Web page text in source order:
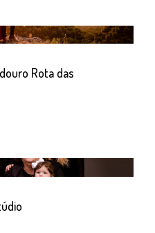
Rota das